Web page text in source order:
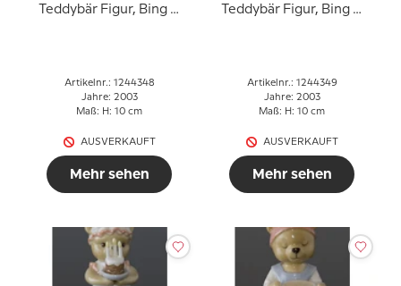
Teddybär Figur, Bing &
Artikelnr.: 1244348
Jahre: 2003
Maß: H: 10 cm
AUSVERKAUFT
Mehr sehen
Teddybär Figur, Bing &
Artikelnr.: 1244349
Jahre: 2003
Maß: H: 10 cm
AUSVERKAUFT
Mehr sehen